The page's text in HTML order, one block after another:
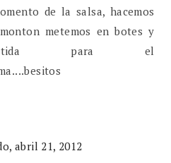
de la salsa, hacemos
metemos en botes y
para el
abril 21, 2012